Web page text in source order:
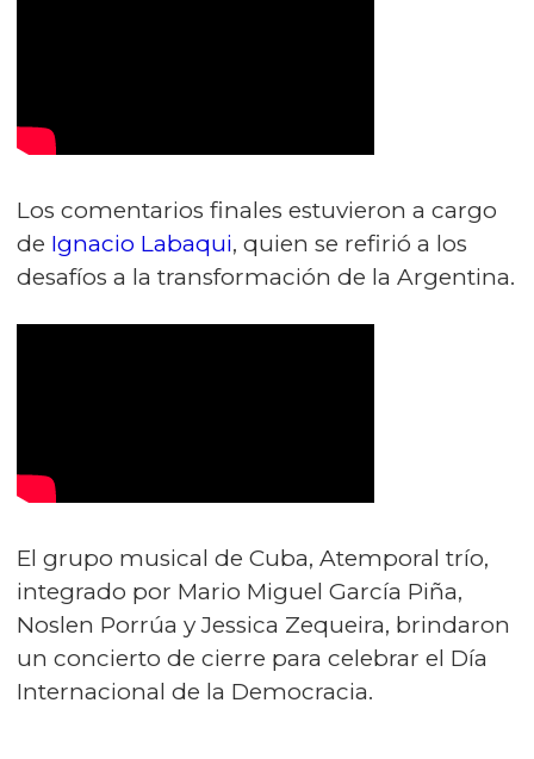
Los comentarios finales estuvieron a cargo
de Ignacio Labaqui, quien se refirió a los
desafíos a la transformación de la Argentina.
El grupo musical de Cuba, Atemporal trío,
integrado por Mario Miguel García Piña,
Noslen Porrúa y Jessica Zequeira, brindaron
un concierto de cierre para celebrar el Día
Internacional de la Democracia.